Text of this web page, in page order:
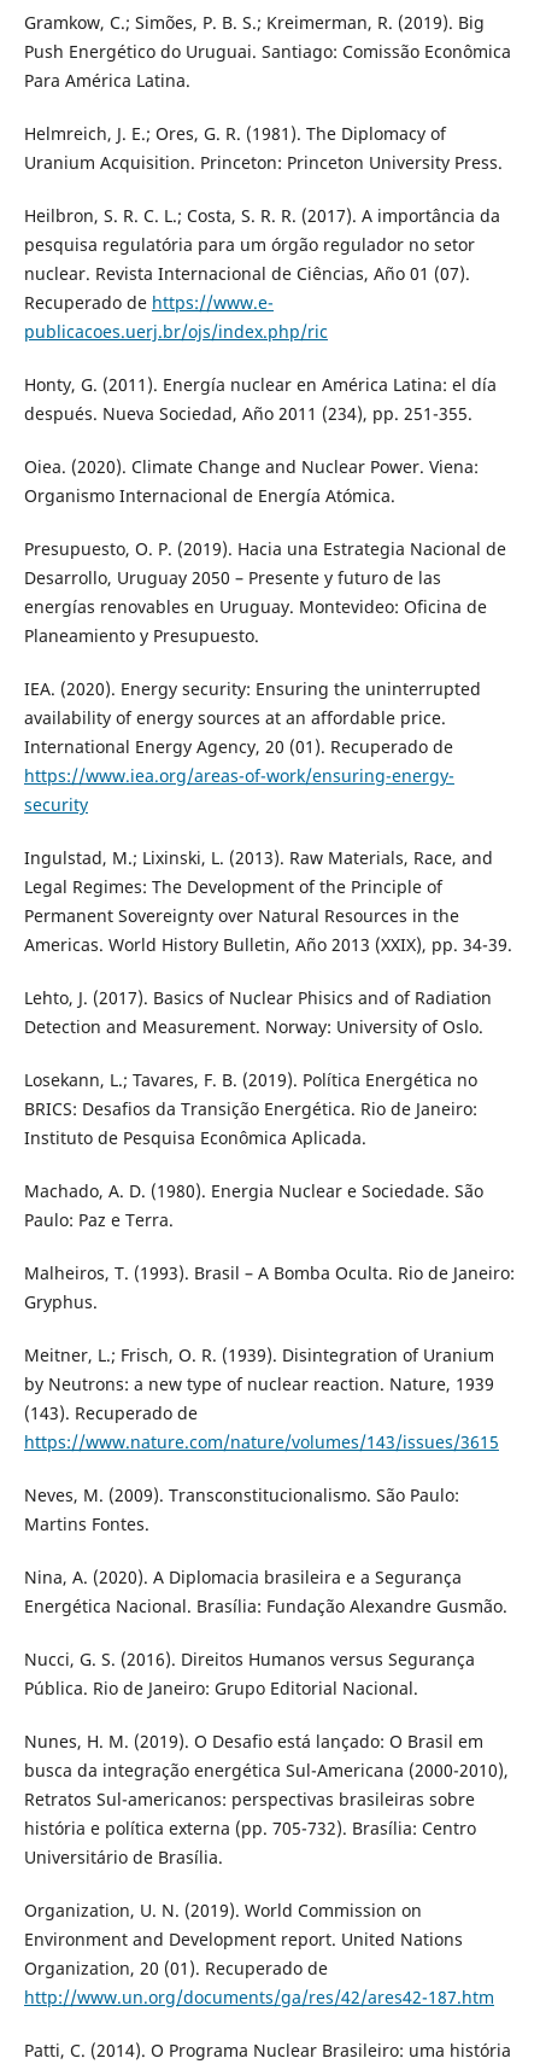
Gramkow, C.; Simões, P. B. S.; Kreimerman, R. (2019). Big
Push Energético do Uruguai. Santiago: Comissão Econômica
Para América Latina.
Helmreich, J. E.; Ores, G. R. (1981). The Diplomacy of
Uranium Acquisition. Princeton: Princeton University Press.
Heilbron, S. R. C. L.; Costa, S. R. R. (2017). A importância da
pesquisa regulatória para um órgão regulador no setor
nuclear. Revista Internacional de Ciências, Año 01 (07).
Recuperado de https://www.e-
publicacoes.uerj.br/ojs/index.php/ric
Honty, G. (2011). Energía nuclear en América Latina: el día
después. Nueva Sociedad, Año 2011 (234), pp. 251-355.
Oiea. (2020). Climate Change and Nuclear Power. Viena:
Organismo Internacional de Energía Atómica.
Presupuesto, O. P. (2019). Hacia una Estrategia Nacional de
Desarrollo, Uruguay 2050 – Presente y futuro de las
energías renovables en Uruguay. Montevideo: Oficina de
Planeamiento y Presupuesto.
IEA. (2020). Energy security: Ensuring the uninterrupted
availability of energy sources at an affordable price.
International Energy Agency, 20 (01). Recuperado de
https://www.iea.org/areas-of-work/ensuring-energy-
security
Ingulstad, M.; Lixinski, L. (2013). Raw Materials, Race, and
Legal Regimes: The Development of the Principle of
Permanent Sovereignty over Natural Resources in the
Americas. World History Bulletin, Año 2013 (XXIX), pp. 34-39.
Lehto, J. (2017). Basics of Nuclear Phisics and of Radiation
Detection and Measurement. Norway: University of Oslo.
Losekann, L.; Tavares, F. B. (2019). Política Energética no
BRICS: Desafios da Transição Energética. Rio de Janeiro:
Instituto de Pesquisa Econômica Aplicada.
Machado, A. D. (1980). Energia Nuclear e Sociedade. São
Paulo: Paz e Terra.
Malheiros, T. (1993). Brasil – A Bomba Oculta. Rio de Janeiro:
Gryphus.
Meitner, L.; Frisch, O. R. (1939). Disintegration of Uranium
by Neutrons: a new type of nuclear reaction. Nature, 1939
(143). Recuperado de
https://www.nature.com/nature/volumes/143/issues/3615
Neves, M. (2009). Transconstitucionalismo. São Paulo:
Martins Fontes.
Nina, A. (2020). A Diplomacia brasileira e a Segurança
Energética Nacional. Brasília: Fundação Alexandre Gusmão.
Nucci, G. S. (2016). Direitos Humanos versus Segurança
Pública. Rio de Janeiro: Grupo Editorial Nacional.
Nunes, H. M. (2019). O Desafio está lançado: O Brasil em
busca da integração energética Sul-Americana (2000-2010),
Retratos Sul-americanos: perspectivas brasileiras sobre
história e política externa (pp. 705-732). Brasília: Centro
Universitário de Brasília.
Organization, U. N. (2019). World Commission on
Environment and Development report. United Nations
Organization, 20 (01). Recuperado de
http://www.un.org/documents/ga/res/42/ares42-187.htm
Patti, C. (2014). O Programa Nuclear Brasileiro: uma história